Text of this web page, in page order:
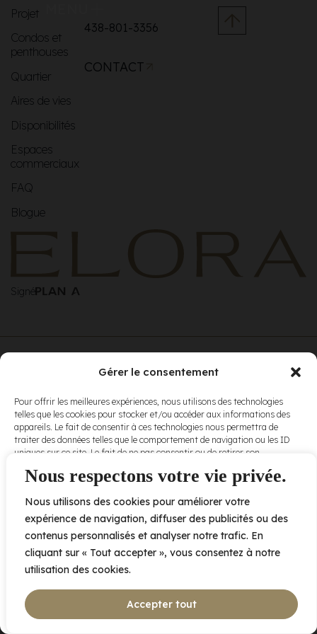
Nous respectons votre vie privée.
Nous utilisons des cookies pour améliorer votre
expérience de navigation, diffuser des publicités ou des
contenus personnalisés et analyser notre trafic. En
cliquant sur « Tout accepter », vous consentez à notre
utilisation des cookies.
Accepter tout
Gérer le consentement
Pour offrir les meilleures expériences, nous utilisons des technologies
telles que les cookies pour stocker et/ou accéder aux informations des
appareils. Le fait de consentir à ces technologies nous permettra de
traiter des données telles que le comportement de navigation ou les ID
uniques sur ce site. Le fait de ne pas consentir ou de retirer son
et fonctions.
Accepter
Refuser
Projet
Condos et
penthouses
Quartier
Aires de vies
Disponibilités
Espaces
commerciaux
FAQ
Blogue
438-801-3356
CONTACT
Signé
conditions
d’utilisationet
nospolitiques
de
confidentialité .
2005 av. de Bois-de-Boulogne, Laval QC H7N 0J7